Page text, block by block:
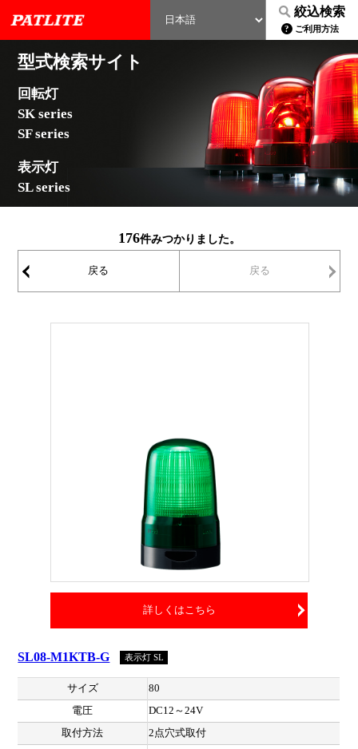
絞込検索
ご利用方法
型式検索サイト
回転灯
SK series
SF series
表示灯
SL series
176件みつかりました。
戻る 戻る
詳しくはこちら
SL08-M1KTB-G 表示灯 SL
サイズ
80
電圧
DC12～24V
取付方法
2点穴式取付